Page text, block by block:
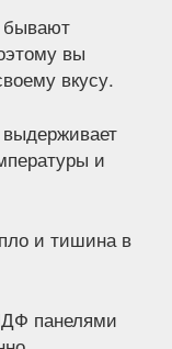
вы
вкусу.
и
и тишина в
панелями